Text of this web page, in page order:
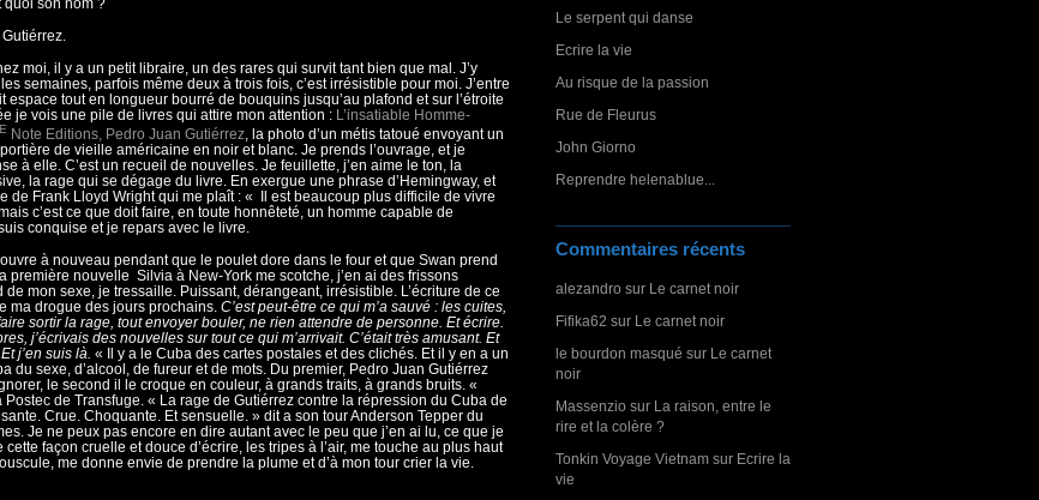
Le serpent qui danse
Ecrire la vie
Au risque de la passion
Rue de Fleurus
John Giorno
Reprendre helenablue...
Commentaires récents
alezandro sur Le carnet noir
Fifika62 sur Le carnet noir
le bourdon masqué sur Le carnet
noir
Massenzio sur La raison, entre le
rire et la colère ?
Tonkin Voyage Vietnam sur Ecrire la
vie
moi, il y a un petit libraire, un des rares qui survit tant bien que mal. J’y
semaines, parfois même deux à trois fois, c’est irrésistible pour moi. J’entre
espace tout en longueur bourré de bouquins jusqu’au plafond et sur l’étroite
je vois une pile de livres qui attire mon attention : L’insatiable Homme-
E Note Editions, Pedro Juan Gutiérrez , la photo d’un métis tatoué envoyant un
de vieille américaine en noir et blanc. Je prends l’ouvrage, et je
à elle. C’est un recueil de nouvelles. Je feuillette, j’en aime le ton, la
la rage qui se dégage du livre. En exergue une phrase d’Hemingway, et
de Frank Lloyd Wright qui me plaît : « Il est beaucoup plus difficile de vivre
c’est ce que doit faire, en toute honnêteté, un homme capable de
conquise et je repars avec le livre.
à nouveau pendant que le poulet dore dans le four et que Swan prend
première nouvelle Silvia à New-York me scotche, j’en ai des frissons
de mon sexe, je tressaille. Puissant, dérangeant, irrésistible. L’écriture de ce
ma drogue des jours prochains. C’est peut-être ce qui m’a sauvé : les cuites,
sortir la rage, tout envoyer bouler, ne rien attendre de personne. Et écrire.
j’écrivais des nouvelles sur tout ce qui m’arrivait. C’était très amusant. Et
j’en suis là. « Il y a le Cuba des cartes postales et des clichés. Et il y en a un
du sexe, d’alcool, de fureur et de mots. Du premier, Pedro Juan Gutiérrez
le second il le croque en couleur, à grands traits, à grands bruits. «
Postec de Transfuge. « La rage de Gutiérrez contre la répression du Cuba de
Crue. Choquante. Et sensuelle. » dit a son tour Anderson Tepper du
Je ne peux pas encore en dire autant avec le peu que j’en ai lu, ce que je
cette façon cruelle et douce d’écrire, les tripes à l’air, me touche au plus haut
me donne envie de prendre la plume et d’à mon tour crier la vie.